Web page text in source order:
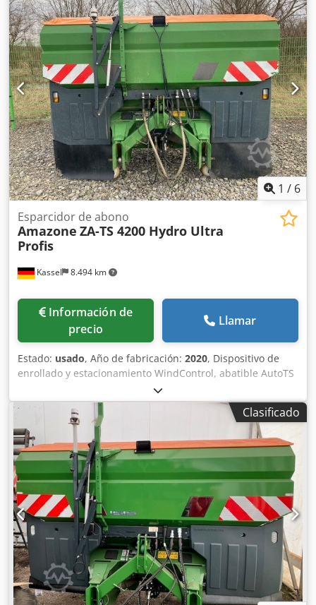
1 / 6
Kassel 8.494 km
Esparcidor de abono
Amazone ZA-TS 4200 Hydro Ultra
Profis
Información de
precio
Llamar
Estado: usado, Año de fabricación: 2020, Dispositivo de
enrollado y estacionamiento WindControl, abatible AutoTS
en ambos lados / Barrera de protección de tubos en L
Sensor de inclinación para sistema de pesaje FlowCheck
Alfombrillas EasyCheck, 16 unidades / pieza Guardabarros
en L y escaleras Iluminación LED Lona enrollable de
cobertura L / Juego de palas esparcidoras TS Crodpfx Aerxr
Uyeixjf
Clasificado